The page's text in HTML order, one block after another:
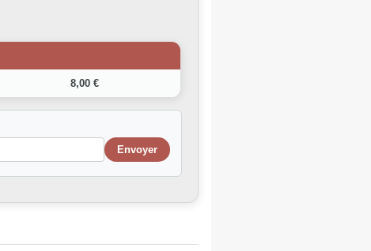
8,00 €